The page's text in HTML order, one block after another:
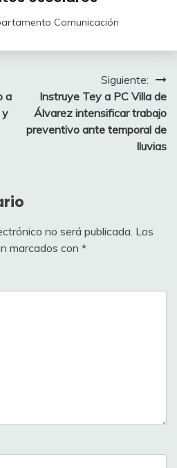
Comunicación
a
y
Siguiente:
Instruye Tey a PC Villa de
Álvarez intensificar trabajo
preventivo ante temporal de
lluvias
no será publicada. Los
marcados con *